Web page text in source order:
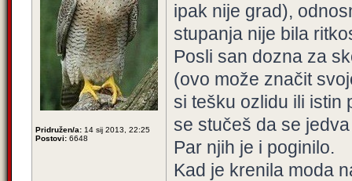
Pridružen/a: 14 sij 2013, 22:25
Postovi: 6648
ipak nije grad),
stupanja nije bila
Posli san dozna za
(ovo može značit
si tešku ozlidu ili istin
se stučeš da se
Par njih je i poginilo.
Kad je krenila moda